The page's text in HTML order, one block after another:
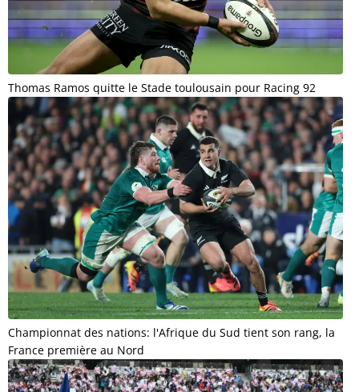
Thomas Ramos quitte le Stade toulousain pour Racing 92
Championnat des nations: l'Afrique du Sud tient son rang, la
France première au Nord